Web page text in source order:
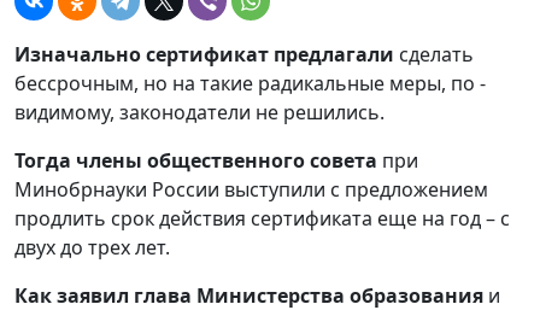
Изначально сертификат предлагали сделать
бессрочным, но на такие радикальные меры, по -
видимому, законодатели не решились.
Тогда члены общественного совета при
Минобрнауки России выступили с предложением
продлить срок действия сертификата еще на год – с
двух до трех лет.
Как заявил глава Министерства образования и